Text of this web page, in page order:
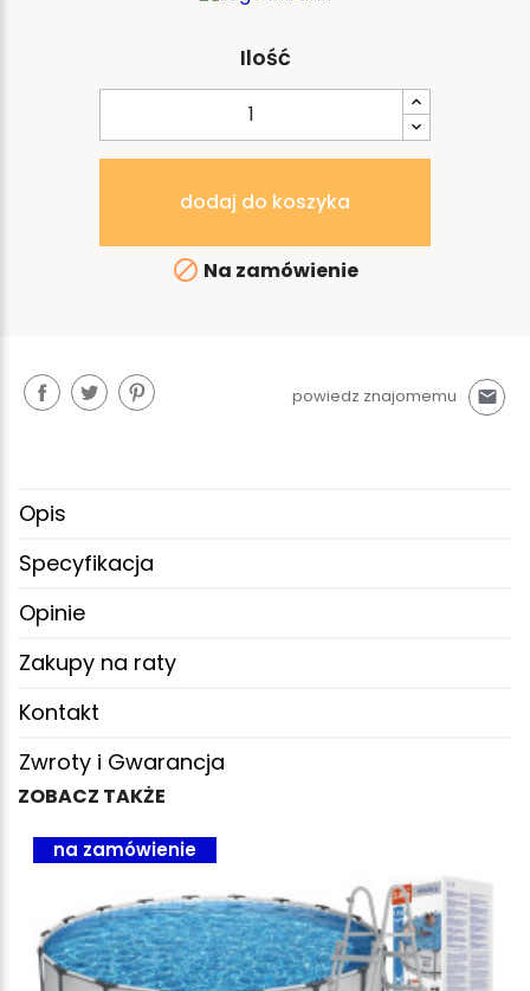
Ilość
dodaj do koszyka
 Na zamówienie
powiedz znajomemu mail
Opis
Specyfikacja
Opinie
Zakupy na raty
Kontakt
Zwroty i Gwarancja
ZOBACZ TAKŻE
na zamówienie